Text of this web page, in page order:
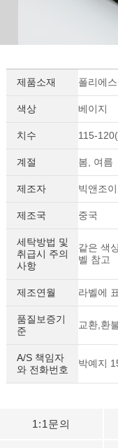
제품소재 폴리에
색상 베이지
치수 115-
계절 봄, 여름
제조자 빅앤조
제조국 중국
세탁방법 및
취급시 주의
사항
같은 색
벨 참고
제조연월 라벨에
품질보증기
준
교환,환
A/S 책임자
와 전화번호
박예지
1:1문의